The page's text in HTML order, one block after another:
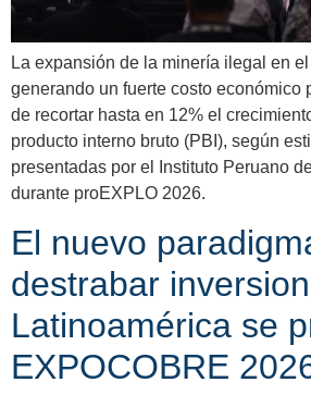
La expansión de la minería ilegal en
generando un fuerte costo económico
de recortar hasta en 12% el
producto interno bruto (PBI), según
presentadas por el Instituto Peruano
durante proEXPLO 2026.
El nuevo
destrabar
Latinoamérica se
EXPOCOBRE